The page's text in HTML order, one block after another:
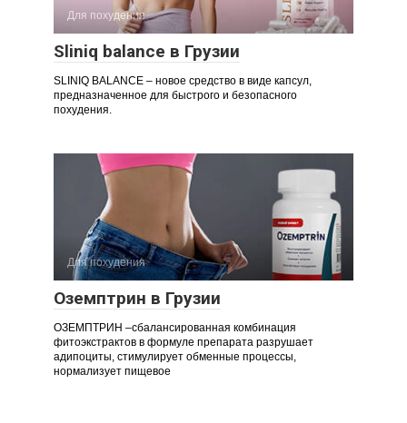
Для похудения
Sliniq balance в Грузии
SLINIQ BALANCE – новое средство в виде капсул,
предназначенное для быстрого и безопасного
похудения.
Для похудения
Оземптрин в Грузии
ОЗЕМПТРИН –сбалансированная комбинация
фитоэкстрактов в формуле препарата разрушает
адипоциты, стимулирует обменные процессы,
нормализует пищевое